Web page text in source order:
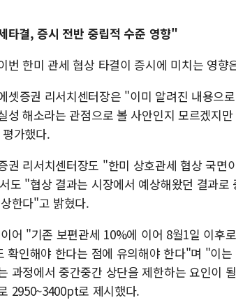
결, 증시 전반 중립적 수준 영향"
번 한미 관세 협상 타결이 증시에 미치는 영향
셋증권 리서치센터장은 "이미 알려진 내용으
성 해소라는 관점으로 볼 사안인지 모르겠지
가했다.
권 리서치센터장도 "한미 상호관세 협상 국면
도 "협상 결과는 시장에서 예상해왔던 결과
한다"고 밝혔다.
어 "기존 보편관세 10%에 이어 8월1일 이후
확인해야 한다는 점에 유의해야 한다"며 "이
과정에서 중간중간 상단을 제한하는 요인이
2950~3400pt로 제시했다.